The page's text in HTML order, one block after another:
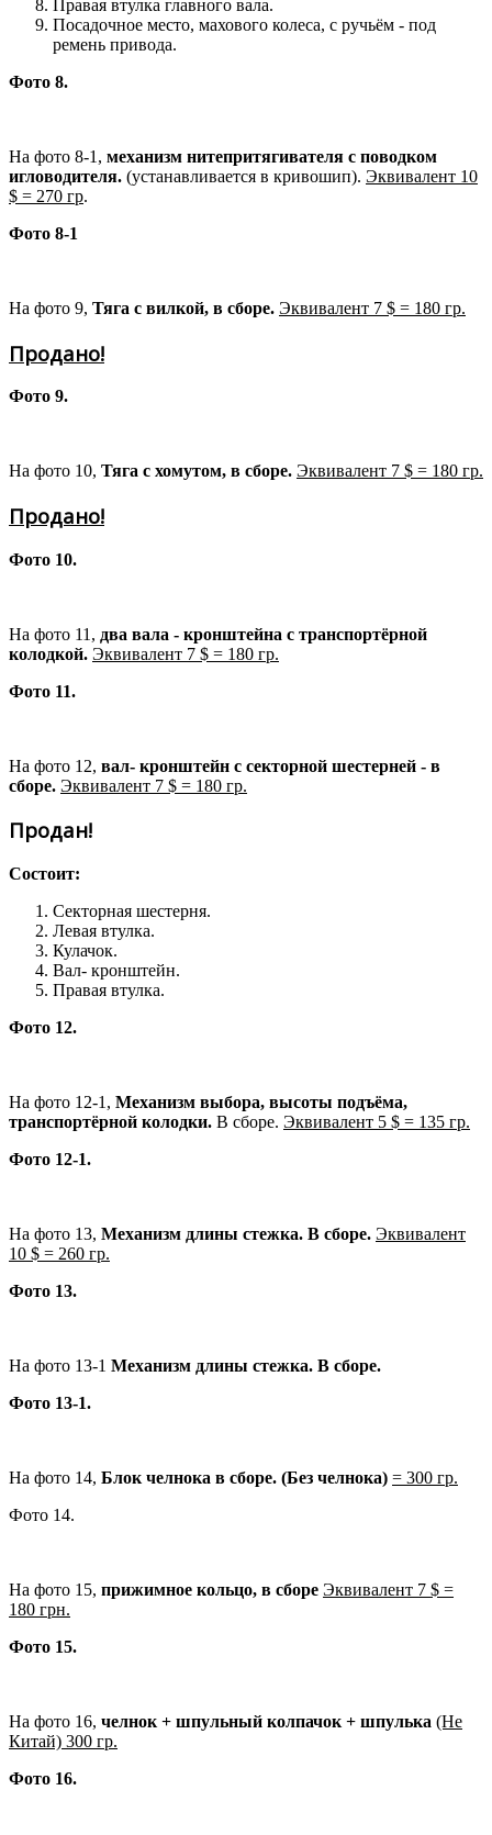
Правая втулка главного вала.
Посадочное место, махового колеса, с ручьём - под
ремень привода.
Фото 8.
На фото 8-1, механизм нитепритягивателя с поводком
игловодителя. (устанавливается в кривошип). Эквивалент 10
$ = 270 гр.
Фото 8-1
На фото 9, Тяга с вилкой, в сборе. Эквивалент 7 $ = 180 гр.
Продано!
Фото 9.
На фото 10, Тяга с хомутом, в сборе. Эквивалент 7 $ = 180 гр.
Продано!
Фото 10.
На фото 11, два вала - кронштейна с транспортёрной
колодкой. Эквивалент 7 $ = 180 гр.
Фото 11.
На фото 12, вал- кронштейн с секторной шестерней - в
сборе. Эквивалент 7 $ = 180 гр.
Продан!
Состоит:
Секторная шестерня.
Левая втулка.
Кулачок.
Вал- кронштейн.
Правая втулка.
Фото 12.
На фото 12-1, Механизм выбора, высоты подъёма,
транспортёрной колодки. В сборе. Эквивалент 5 $ = 135 гр.
Фото 12-1.
На фото 13, Механизм длины стежка. В сборе. Эквивалент
10 $ = 260 гр.
Фото 13.
На фото 13-1 Механизм длины стежка. В сборе.
Фото 13-1.
На фото 14, Блок челнока в сборе. (Без челнока) = 300 гр.
Фото 14.
На фото 15, прижимное кольцо, в сборе Эквивалент 7 $ =
180 грн.
Фото 15.
На фото 16, челнок + шпульный колпачок + шпулька (Не
Китай) 300 гр.
Фото 16.